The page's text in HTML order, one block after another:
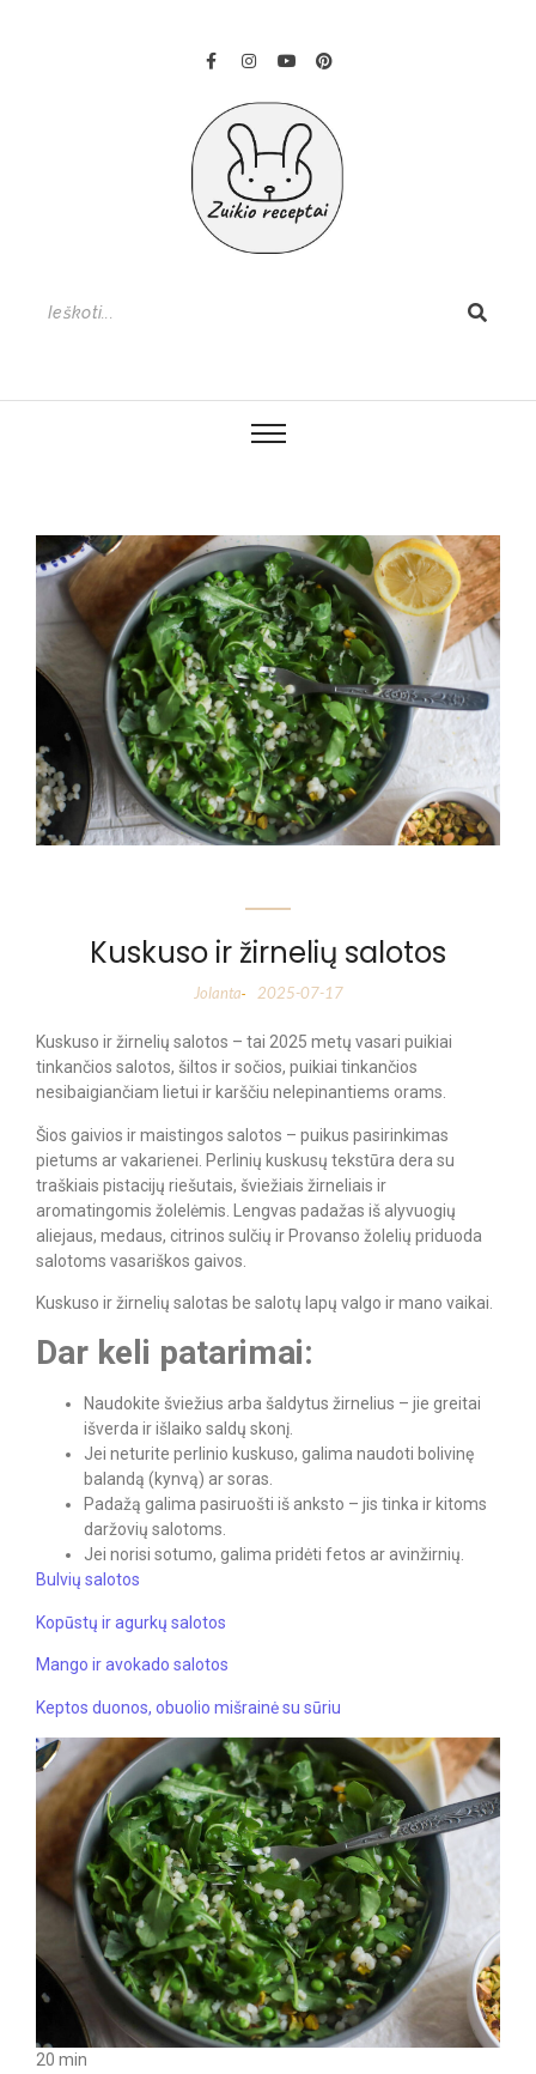
Kuskuso ir žirnelių salotos
Jolanta- 2025-07-17
Kuskuso ir žirnelių salotos – tai 2025 metų vasari puikiai
tinkančios salotos, šiltos ir sočios, puikiai tinkančios
nesibaigiančiam lietui ir karščiu nelepinantiems orams.
Šios gaivios ir maistingos salotos – puikus pasirinkimas
pietums ar vakarienei. Perlinių kuskusų tekstūra dera su
traškiais pistacijų riešutais, šviežiais žirneliais ir
aromatingomis žolelėmis. Lengvas padažas iš alyvuogių
aliejaus, medaus, citrinos sulčių ir Provanso žolelių priduoda
salotoms vasariškos gaivos.
Kuskuso ir žirnelių salotas be salotų lapų valgo ir mano vaikai.
Dar keli patarimai:
Naudokite šviežius arba šaldytus žirnelius – jie greitai
išverda ir išlaiko saldų skonį.
Jei neturite perlinio kuskuso, galima naudoti bolivinę
balandą (kynvą) ar soras.
Padažą galima pasiruošti iš anksto – jis tinka ir kitoms
daržovių salotoms.
Jei norisi sotumo, galima pridėti fetos ar avinžirnių.
Bulvių salotos
Kopūstų ir agurkų salotos
Mango ir avokado salotos
Keptos duonos, obuolio mišrainė su sūriu
20 min